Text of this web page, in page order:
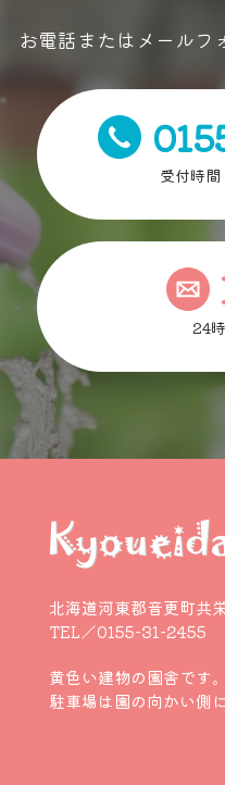
お電話またはメールフ
受付時
24
北海道河東郡音更町共
TEL／0155-31-2455
黄色い建物の園舎です。
駐車場は園の向かい側